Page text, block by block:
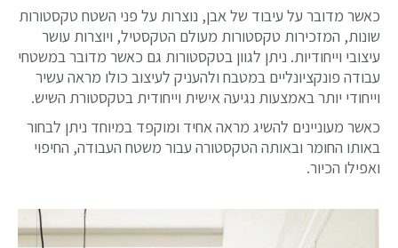
כאשר מדובר על עיבוד של אבן, נוצרות על פני השטח טקסטורות
שונות, המזכירות טקסטורות מעולם הטקסטיל, ויוצרות עושר
עיצובי וייחודיות. ניתן לגוון בטקסטורות גם כאשר מדובר במשטחי
עבודה פונקציונליים במטבח ולהעניק לעיצוב כולו מראה עשיר
וייחודי יותר באמצעות נגיעה אישית וייחודית בטקסטורת השיש.
כאשר מעוניינים להשיג מראה אחיד ומוקפד במיוחד ניתן לבחור
באותו החומר ובאותה הטקסטורה עבור משטח העבודה, החיפוי
ואפילו הכיור.